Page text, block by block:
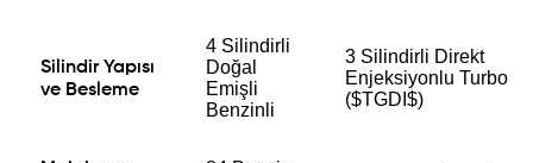
Silindir Yapısı
ve Besleme
4 Silindirli
Doğal
Emişli
Benzinli
3 Silindirli Direkt
Enjeksiyonlu Turbo
($TGDI$)